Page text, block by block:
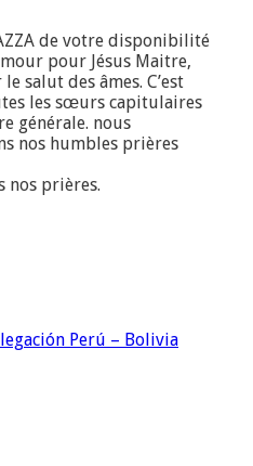
de votre disponibilité
pour Jésus Maitre,
salut des âmes. C’est
les sœurs capitulaires
générale. nous
nos humbles prières
nos prières.
Perú – Bolivia